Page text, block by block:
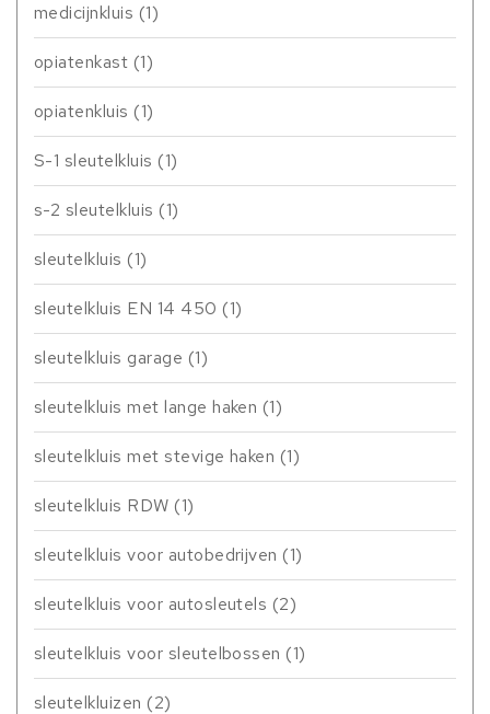
medicijnkluis (1)
opiatenkast (1)
opiatenkluis (1)
S-1 sleutelkluis (1)
s-2 sleutelkluis (1)
sleutelkluis (1)
sleutelkluis EN 14 450 (1)
sleutelkluis garage (1)
sleutelkluis met lange haken (1)
sleutelkluis met stevige haken (1)
sleutelkluis RDW (1)
sleutelkluis voor autobedrijven (1)
sleutelkluis voor autosleutels (2)
sleutelkluis voor sleutelbossen (1)
sleutelkluizen (2)